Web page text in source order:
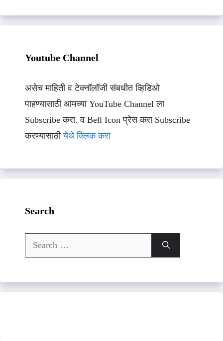
Youtube Channel
असेच माहिती व टेक्नॉलॉजी संबधीत व्हिडिओ
पाहण्यासाठी आमच्या YouTube Channel ला
Subscribe करा. व Bell Icon प्रेस करा Subscribe
करण्यासाठीयेथे क्लिक करा
Search
Search
for: